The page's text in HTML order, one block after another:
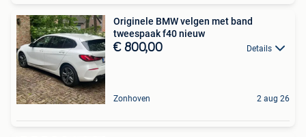
Originele BMW velgen met band
tweespaak f40 nieuw
€ 800,00 Details
Zonhoven 2 aug 26